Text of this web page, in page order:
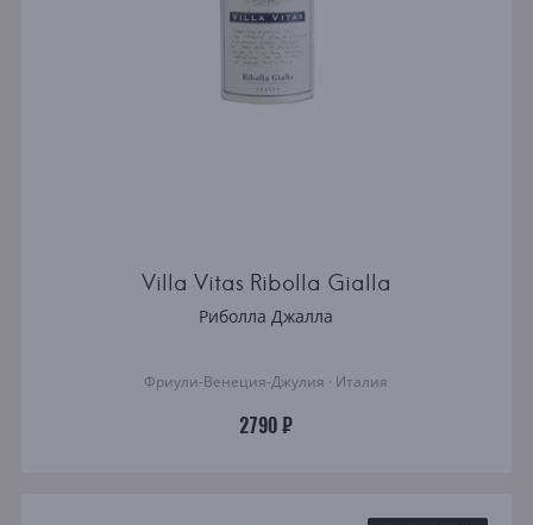
Villa Vitas Ribolla Gialla
Риболла Джалла
Фриули-Венеция-Джулия · Италия
2790 ₽